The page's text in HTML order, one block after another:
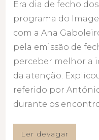
Era dia de fecho
programa do
com a Ana
pela emissão de
perceber melhor a
da atenção.
referido por
durante os
Ler devagar